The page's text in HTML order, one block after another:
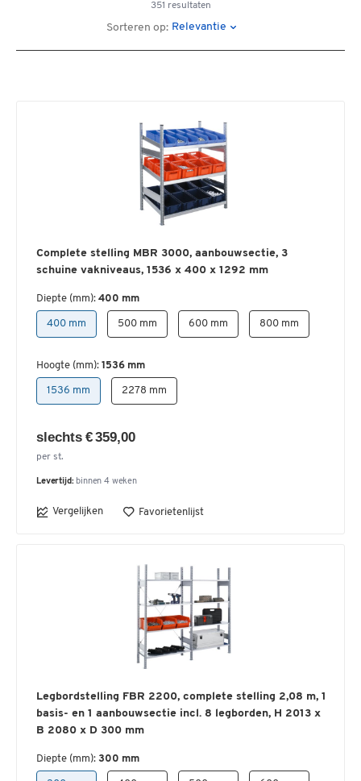
351 resultaten
Sorteren op: Relevantie
Complete stelling MBR 3000, aanbouwsectie, 3
schuine vakniveaus, 1536 x 400 x 1292 mm
Diepte (mm): 400 mm
400 mm 500 mm 600 mm 800 mm
Hoogte (mm): 1536 mm
1536 mm 2278 mm
slechts € 359,00
per st.
Levertijd: binnen 4 weken
Vergelijken Favorietenlijst
Legbordstelling FBR 2200, complete stelling 2,08 m, 1
basis- en 1 aanbouwsectie incl. 8 legborden, H 2013 x
B 2080 x D 300 mm
Diepte (mm): 300 mm